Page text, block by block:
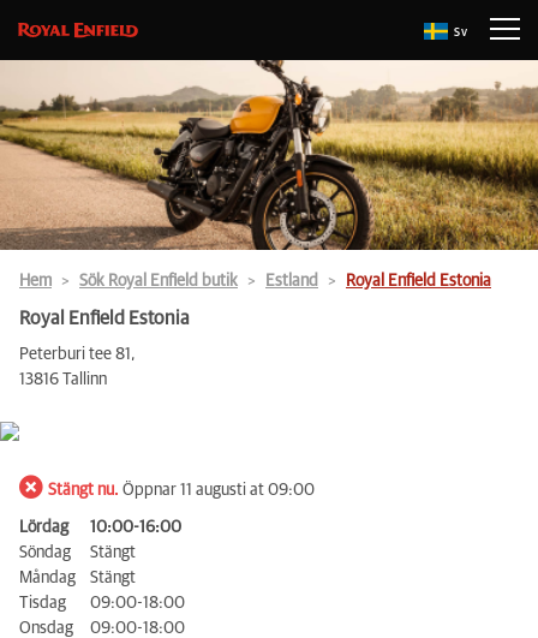
Sv
Hem Sök Royal Enfield butik Estland Royal Enfield Estonia
Royal Enfield Estonia
Peterburi tee 81,
13816 Tallinn
Stängt nu. Öppnar 11 augusti at 09:00
Lördag
10:00-16:00
Söndag
Stängt
Måndag
Stängt
Tisdag
09:00-18:00
Onsdag
09:00-18:00